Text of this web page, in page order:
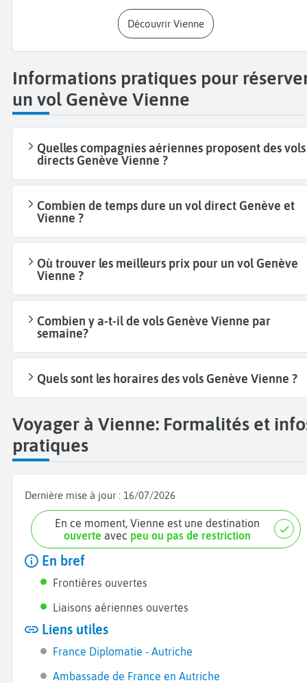
Découvrir Vienne
Informations pratiques pour
un vol Genève Vienne
Quelles compagnies aériennes proposent des vols
directs Genève Vienne ?
Combien de temps dure un vol direct Genève et
Vienne ?
Où trouver les meilleurs prix pour un vol Genève
Vienne ?
Combien y a-t-il de vols Genève Vienne par
semaine?
Quels sont les horaires des vols Genève Vienne ?
Voyager à Vienne: Formalités et
pratiques
Dernière mise à jour : 16/07/2026
En ce moment, Vienne est une destination
ouverte avec peu ou pas de restriction
En bref
Frontières ouvertes
Liaisons aériennes ouvertes
Liens utiles
France Diplomatie - Autriche
Ambassade de France en Autriche